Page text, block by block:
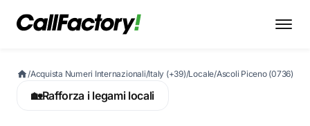
/Acquista Numeri Internazionali/Italy (+39)/Locale/Ascoli Piceno (0736)
🏡Rafforza i legami locali